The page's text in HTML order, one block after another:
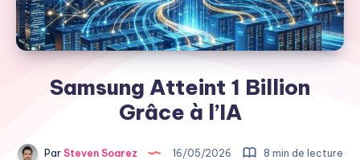
Samsung Atteint 1 Billion
Grâce à l’IA
ParSteven Soarez 16/05/2026
8 min de lecture